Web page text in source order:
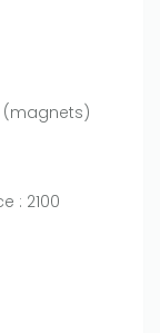
(magnets)
: 2100